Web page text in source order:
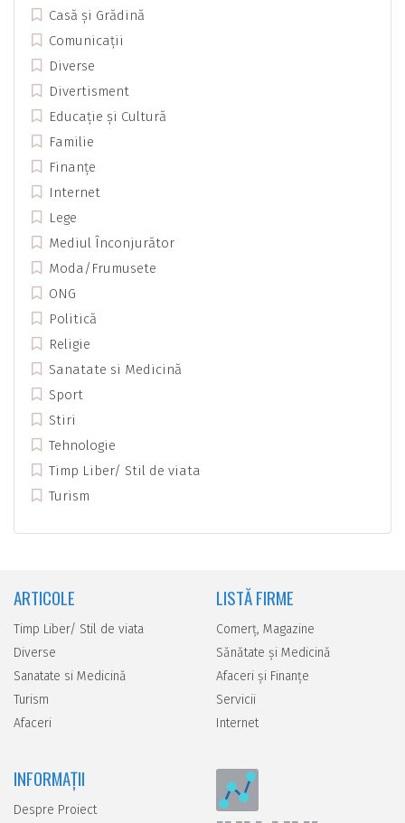
Casă și Grădină
Comunicații
Diverse
Divertisment
Educație și Cultură
Familie
Finanțe
Internet
Lege
Mediul Înconjurător
Moda/Frumusete
ONG
Politică
Religie
Sanatate si Medicină
Sport
Stiri
Tehnologie
Timp Liber/ Stil de viata
Turism
ARTICOLE
Timp Liber/ Stil de viata
Diverse
Sanatate si Medicină
Turism
Afaceri
LISTĂ FIRME
Comerţ, Magazine
Sănătate şi Medicină
Afaceri şi Finanţe
Servicii
Internet
INFORMAȚII
Despre Proiect